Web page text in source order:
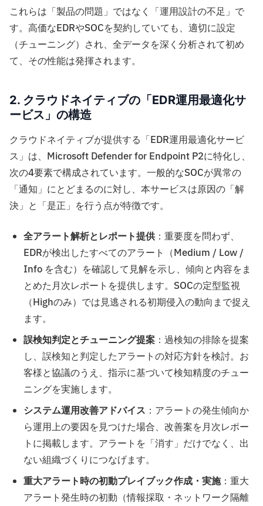
これらは「製品の問題」ではなく「運用設計の不足」で
す。高価なEDRやSOCを契約していても、適切に設定
（チューニング）され、全データを深く分析されて初め
て、その性能は発揮されます。
2. クラウドネイティブの「EDR運用最適化サ
ービス」の構造
クラウドネイティブが提供する「EDR運用最適化サービ
ス」は、Microsoft Defender for Endpoint P2に特化し、
次の4要素で構成されています。一般的なSOCが異常の
「通知」にとどまるのに対し、本サービスは原因の「解
決」と「是正」を行う点が特徴です。
全アラート解析とレポート提供 ：重要度を問わず、
EDRが検出したすべてのアラート（Medium / Low /
Info を含む）を確認して見解を示し、傾向と内容をま
とめた月次レポートを提供します。SOCの定型監視
（Highのみ）では見逃される初期侵入の動向まで捉え
ます。
誤検知判定とチューニング提案 ：過検知の排除を提案
し、誤検知と判定したアラートの対応方針を検討。お
客様と協議のうえ、指示に基づいて検知精度のチュー
ニングを実施します。
システム運用改善アドバイス ：アラートの発生傾向か
ら運用上の要因を見つけた場合、改善案を月次レポー
トに掲載します。アラートを「消す」だけでなく、出
ない組織づくりにつなげます。
重大アラート時の初動プレイブック作成・実施：重大
アラート発生時の初動（情報採取・ネットワーク隔離